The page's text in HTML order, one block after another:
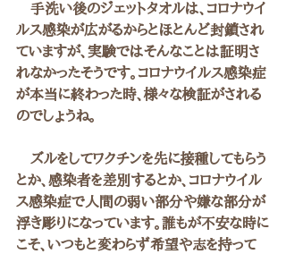
手洗い後のジェットタオルは、コロナウイ
ルス感染が広がるからとほとんど封鎖され
ていますが、実験ではそんなことは証明さ
れなかったそうです。コロナウイルス感染症
が本当に終わった時、様々な検証がされる
のでしょうね。
ズルをしてワクチンを先に接種してもらう
とか、感染者を差別するとか、コロナウイル
ス感染症で人間の弱い部分や嫌な部分が
浮き彫りになっています。誰もが不安な時に
こそ、いつもと変わらず希望や志を持って